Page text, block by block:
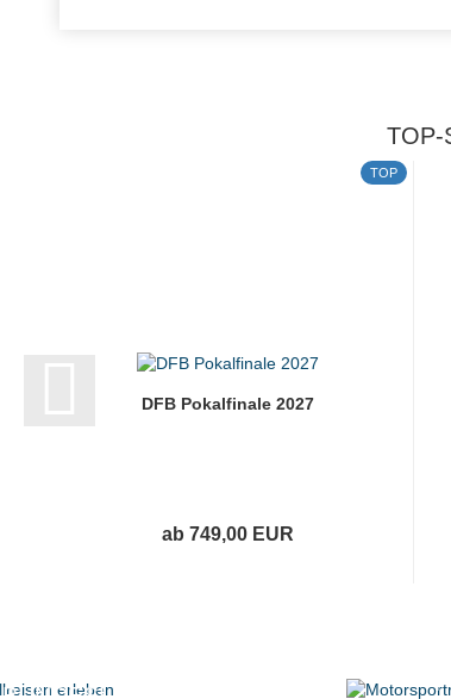
TOP-
TOP
DFB Pokalfinale 2027
ab 749,00 EUR